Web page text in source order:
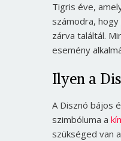
Tigris éve,
számodra,
zárva találtál.
esemény
Ilyen a
A Disznó bájos
szimbóluma a
szükséged van